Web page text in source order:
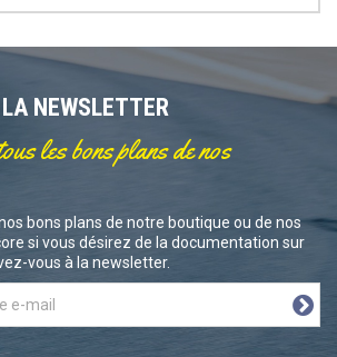
NEWSLETTER
les bons plans de nos
bons plans de notre boutique ou de nos
si vous désirez de la documentation sur
vous à la newsletter.